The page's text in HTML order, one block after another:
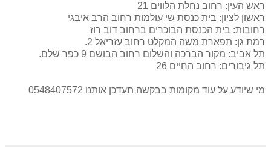
ראש העין: רחוב נחלת הלווים 21
ראשון לציון: בית כנסת שי עולמות רחוב הרב איבגי
רחובות: בית הכנסת הבוכרים ברחוב דוב רוז
רמת גן: תפארת משה המקלט רחוב עזריאל 2.
תל אביב: מקור הברכה והשלום רחוב הבושם 9 כפר שלם.
תל גיבורים: רחוב החיים 26
מי שיודע על עוד מקומות בבקשה תעדכן אותנו 0548407572